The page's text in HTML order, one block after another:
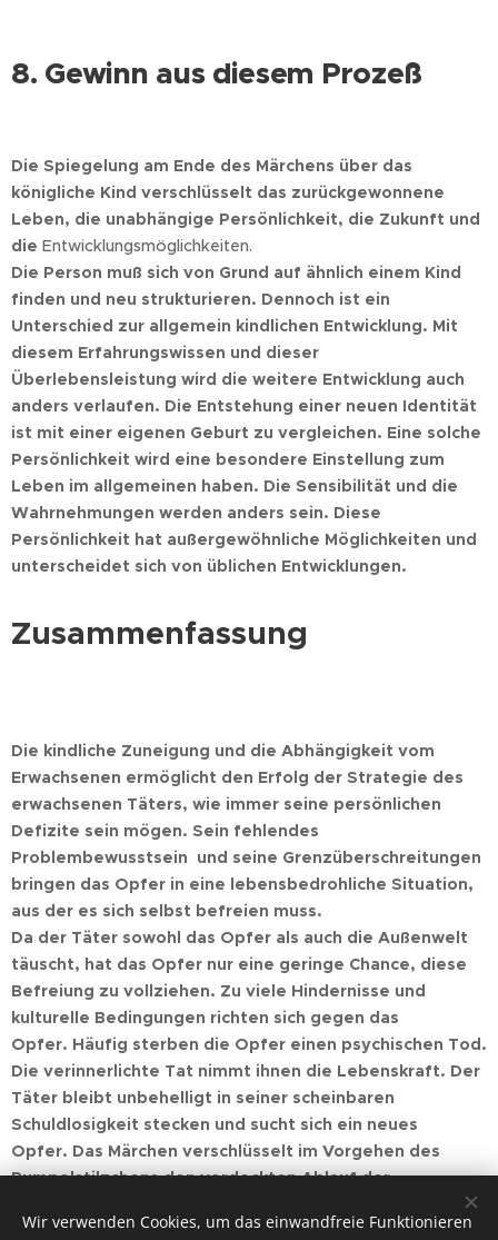
8. Gewinn aus diesem Prozeß
Die Spiegelung am Ende des Märchens über das
königliche Kind verschlüsselt das zurückgewonnene
Leben, die unabhängige Persönlichkeit, die Zukunft und
die Entwicklungsmöglichkeiten.
Die Person muß sich von Grund auf ähnlich einem Kind
finden und neu strukturieren. Dennoch ist ein
Unterschied zur allgemein kindlichen Entwicklung. Mit
diesem Erfahrungswissen und dieser
Überlebensleistung wird die weitere Entwicklung auch
anders verlaufen. Die Entstehung einer neuen Identität
ist mit einer eigenen Geburt zu vergleichen. Eine solche
Persönlichkeit wird eine besondere Einstellung zum
Leben im allgemeinen haben. Die Sensibilität und die
Wahrnehmungen werden anders sein. Diese
Persönlichkeit hat außergewöhnliche Möglichkeiten und
unterscheidet sich von üblichen Entwicklungen.
Zusammenfassung
Die kindliche Zuneigung und die Abhängigkeit vom
Erwachsenen ermöglicht den Erfolg der Strategie des
erwachsenen Täters, wie immer seine persönlichen
Defizite sein mögen. Sein fehlendes
Problembewusstsein und seine Grenzüberschreitungen
bringen das Opfer in eine lebensbedrohliche Situation,
aus der es sich selbst befreien muss.
Da der Täter sowohl das Opfer als auch die Außenwelt
täuscht, hat das Opfer nur eine geringe Chance, diese
Befreiung zu vollziehen. Zu viele Hindernisse und
kulturelle Bedingungen richten sich gegen das
Opfer. Häufig sterben die Opfer einen psychischen Tod.
Die verinnerlichte Tat nimmt ihnen die Lebenskraft. Der
Täter bleibt unbehelligt in seiner scheinbaren
Schuldlosigkeit stecken und sucht sich ein neues
Opfer. Das Märchen verschlüsselt im Vorgehen des
Rumpelstilzchens den verdeckten Ablauf der
Wir verwenden Cookies, um das einwandfreie Funktionieren